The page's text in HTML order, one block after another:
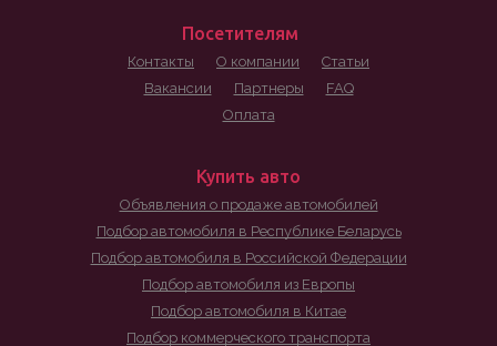
Посетителям
Контакты О компании
Статьи
Вакансии
Партнеры
FAQ
Оплата
Купить авто
Объявления о продаже автомобилей
Подбор автомобиля в Республике Беларусь
Подбор автомобиля в Российской Федерации
Подбор автомобиля из Европы
Подбор автомобиля в Китае
Подбор коммерческого транспорта